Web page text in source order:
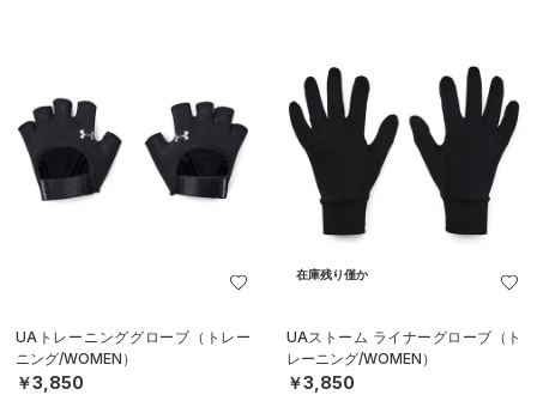
UAトレーニンググローブ（トレー
ニング/WOMEN）
￥3,850
在庫残り僅か
UAストーム ライナーグローブ（ト
レーニング/WOMEN）
￥3,850